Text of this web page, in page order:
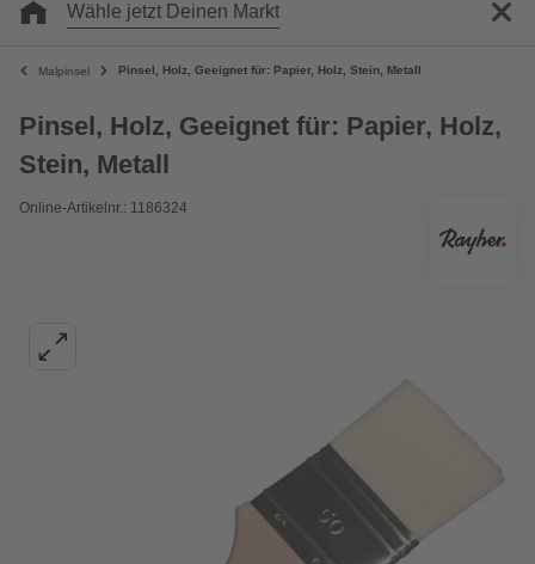
Wähle jetzt Deinen Markt
Malpinsel Pinsel, Holz, Geeignet für: Papier, Holz, Stein, Metall
Pinsel, Holz, Geeignet für: Papier, Holz,
Stein, Metall
Online-Artikelnr.: 1186324